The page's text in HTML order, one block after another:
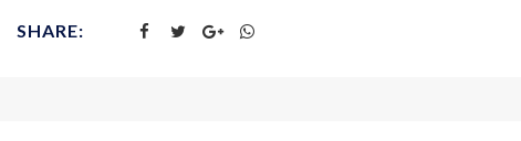
SHARE: